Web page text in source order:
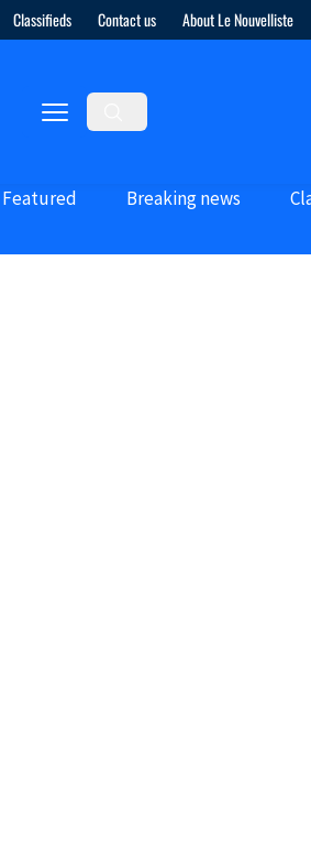
Classifieds Contact us About Le Nouvelliste
Featured Breaking news